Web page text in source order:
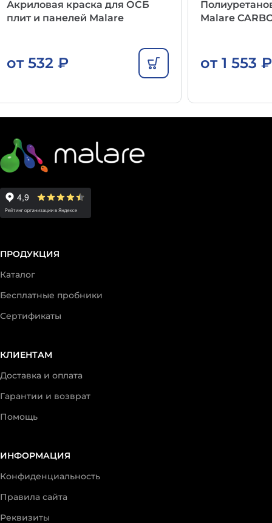
Акриловая краска для ОСБ
плит и панелей Malare
от 532 ₽
Malare
от 1 553 ₽
ПРОДУКЦИЯ
Каталог
Бесплатные пробники
Сертификаты
КЛИЕНТАМ
Доставка и оплата
Гарантии и возврат
Помощь
ИНФОРМАЦИЯ
Конфиденциальность
Правила сайта
Реквизиты